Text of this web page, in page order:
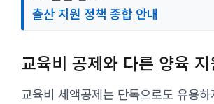
출산 지원 정책 종합 안내
교육비 공제와 다른 양육
교육비 세액공제는 단독으로도 유용